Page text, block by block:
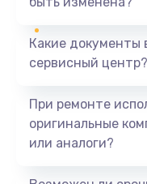
Какие документы
сервисный центр?
При ремонте
оригинальные
или аналоги?